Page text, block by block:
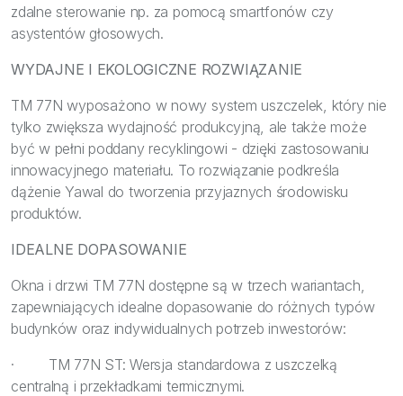
zdalne sterowanie np. za pomocą smartfonów czy
asystentów głosowych.
WYDAJNE I EKOLOGICZNE ROZWIĄZANIE
TM 77N wyposażono w nowy system uszczelek, który nie
tylko zwiększa wydajność produkcyjną, ale także może
być w pełni poddany recyklingowi - dzięki zastosowaniu
innowacyjnego materiału. To rozwiązanie podkreśla
dążenie Yawal do tworzenia przyjaznych środowisku
produktów.
IDEALNE DOPASOWANIE
Okna i drzwi TM 77N dostępne są w trzech wariantach,
zapewniających idealne dopasowanie do różnych typów
budynków oraz indywidualnych potrzeb inwestorów:
· TM 77N ST: Wersja standardowa z uszczelką
centralną i przekładkami termicznymi.